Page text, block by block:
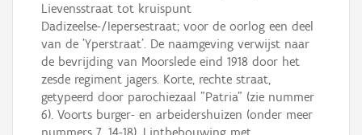
Lievensstraat tot kruispunt
Dadizeelse-/Iepersestraat; voor de oorlog een deel
van de 'Yperstraat'. De naamgeving verwijst naar
de bevrijding van Moorslede eind 1918 door het
zesde regiment jagers. Korte, rechte straat,
getypeerd door parochiezaal "Patria" (zie nummer
6). Voorts burger- en arbeidershuizen (onder meer